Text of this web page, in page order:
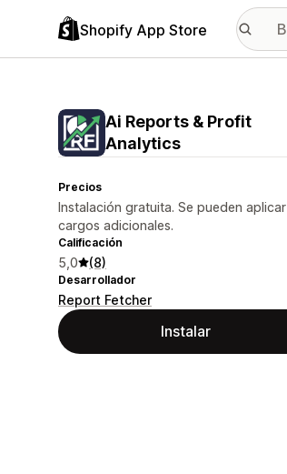
Shopify App Store
Ai Reports & Profit
Analytics
Precios
Instalación gratuita. Se pueden aplicar
cargos adicionales.
Calificación
5,0 (8)
Desarrollador
Report Fetcher
Instalar